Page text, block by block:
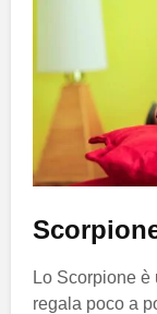
Lo Scorpione è
regala poco a